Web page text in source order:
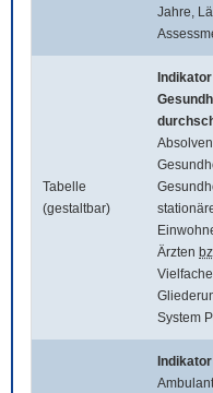
Jahre,
Tabelle
(gestaltbar)
Ärzten
System